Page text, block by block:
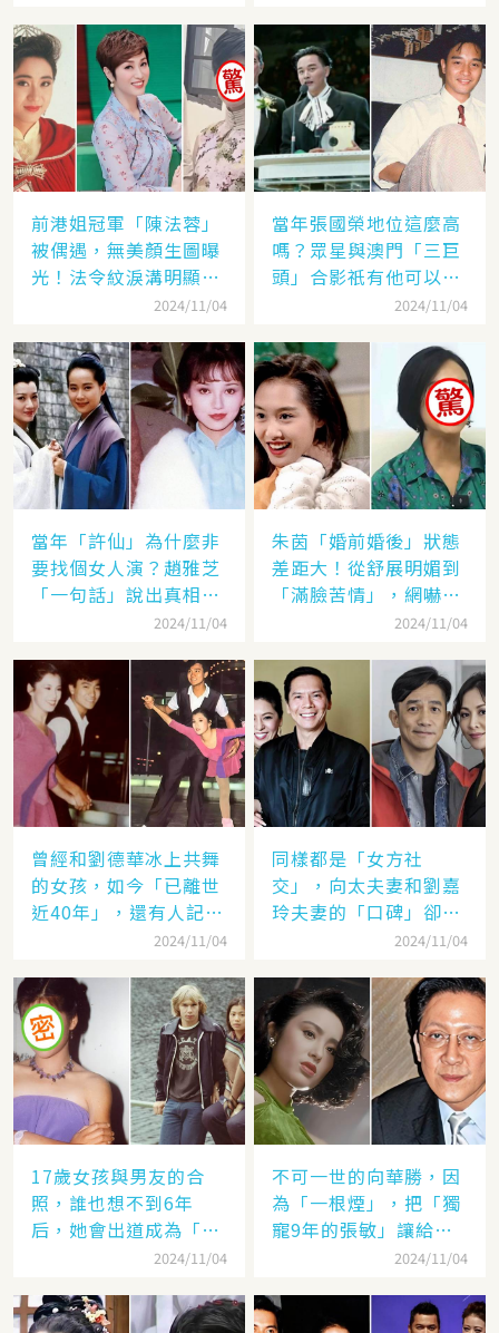
前港姐冠軍「陳法蓉」
被偶遇，無美顏生圖曝
光！法令紋淚溝明顯網
嘆：「絕世美女也會
2024/11/04
當年張國榮地位這麼高
嗎？眾星與澳門「三巨
頭」合影祇有他可以
「坐著」，而且還是C
2024/11/04
當年「許仙」為什麼非
要找個女人演？趙雅芝
「一句話」說出真相，
網友：葉童太厲害2024/11/04
朱茵「婚前婚後」狀態
差距大！從舒展明媚到
「滿臉苦情」，網嚇：
到底經歷了什麼眼里都
2024/11/04
曾經和劉德華冰上共舞
的女孩，如今「已離世
近40年」，還有人記得
2024/11/04
同樣都是「女方社
交」，向太夫妻和劉嘉
玲夫妻的「口碑」卻差
太遠：聽她們對「另一
2024/11/04
17歲女孩與男友的合
照，誰也想不到6年
后，她會出道成為「香
港當紅女星」，至今都
2024/11/04
不可一世的向華勝，因
為「一根煙」，把「獨
寵9年的張敏」讓給了
2024/11/04